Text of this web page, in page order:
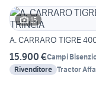
15
A. CARRARO TIGRE
15.900 €Campi
Rivenditore Tractor